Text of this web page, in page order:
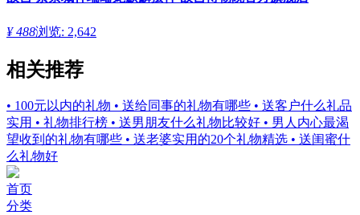
¥ 488浏览: 2,642
相关推荐
• 100元以内的礼物 • 送给同事的礼物有哪些 • 送客户什么礼品
实用 • 礼物排行榜 • 送男朋友什么礼物比较好 • 男人内心最渴
望收到的礼物有哪些 • 送老婆实用的20个礼物精选 • 送闺蜜什
么礼物好
首页
分类